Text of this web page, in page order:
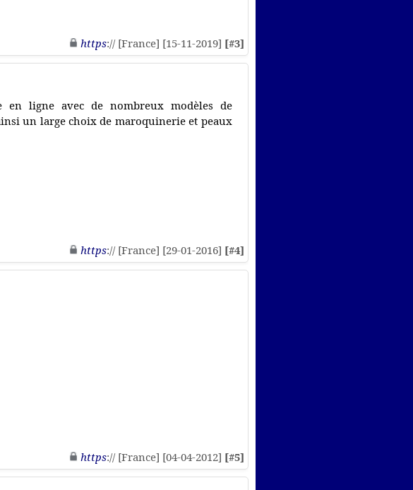
https:// [France] [15-11-2019] [#3]
ligne avec de nombreux modèles de
un large choix de maroquinerie et peaux
https:// [France] [29-01-2016] [#4]
https:// [France] [04-04-2012] [#5]